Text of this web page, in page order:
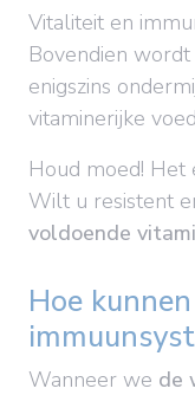
Vitaliteit en
Bovendien
enigszins
vitaminerijke
Houd moed! Het
Wilt u resistent
voldoende
Hoe
Wanneer we de